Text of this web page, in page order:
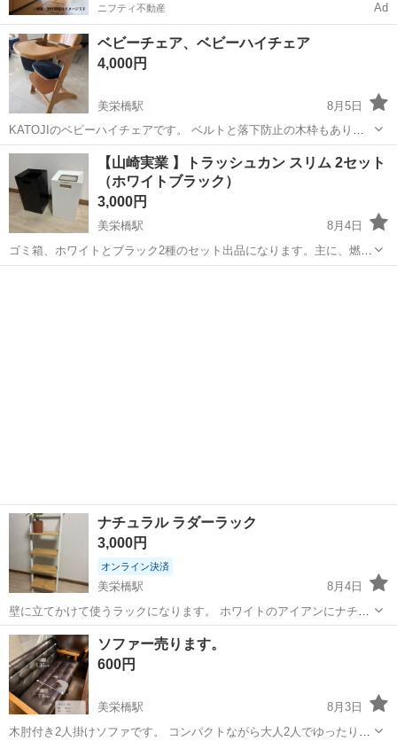
ニフティ不動産 Ad
ベビーチェア、ベビーハイチェア
4,000円
美栄橋駅
8月5日
KATOJIのベビーハイチェアです。 ベルトと落下防止の木枠もありま
す。比較的綺麗な方かと思います。 よろしくお願いいたします。
沖縄 那覇市 美栄橋駅 椅子
【山崎実業 】トラッシュカン スリム 2セット
（ホワイトブラック）
3,000円
美栄橋駅
8月4日
ゴミ箱、ホワイトとブラック2種のセット出品になります。主に、燃え
ないゴミ、空きビンを入れて使用していました。 Amazon商品ページ
ナチュラル ラダーラック
3,000円
オンライン決済
美栄橋駅
8月4日
壁に立てかけて使うラックになります。 ホワイトのアイアンにナチュ
ラルウッド調のデザインになります。 ※植栽、時計は付属しません。
サイズ:W345×D300×H1030 棚板サイズ:W300×D160 （素人採寸）
ラ...
沖縄 那覇市 美栄橋駅 収納家具
ソファー売ります。
600円
美栄橋駅
8月3日
木肘付き2人掛けソファです。 コンパクトながら大人2人でゆったり座